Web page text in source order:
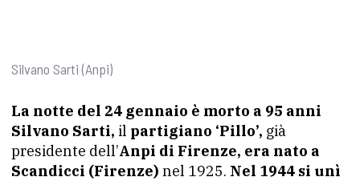
Silvano Sarti (Anpi)
La notte del 24 gennaio è morto a 95 anni
Silvano Sarti, il partigiano ‘Pillo’, già
presidente dell’Anpi di Firenze, era nato a
Scandicci (Firenze) nel 1925. Nel 1944 si unì